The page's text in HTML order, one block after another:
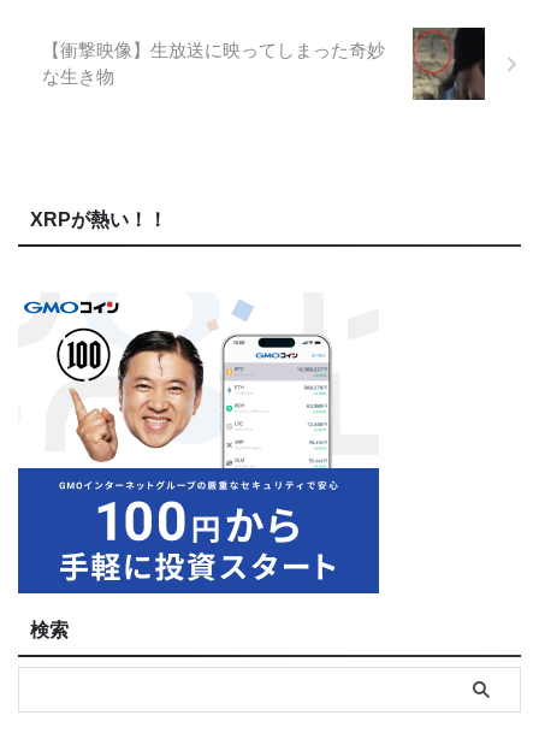
【衝撃映像】生放送に映ってしまった奇妙
な生き物
XRPが熱い！！
検索